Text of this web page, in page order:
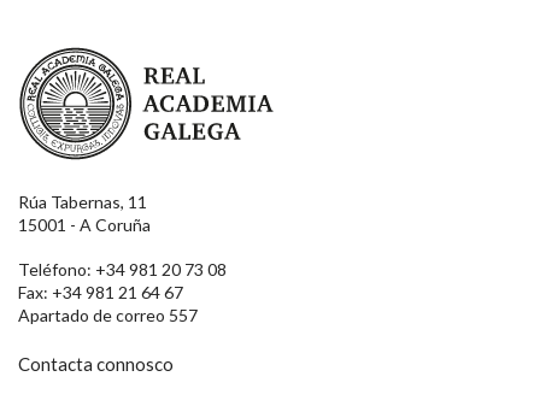
Real Academia Galega
Rúa Tabernas, 11
15001 - A Coruña
Teléfono: +34 981 20 73 08
Fax: +34 981 21 64 67
Apartado de correo 557
Contacta connosco